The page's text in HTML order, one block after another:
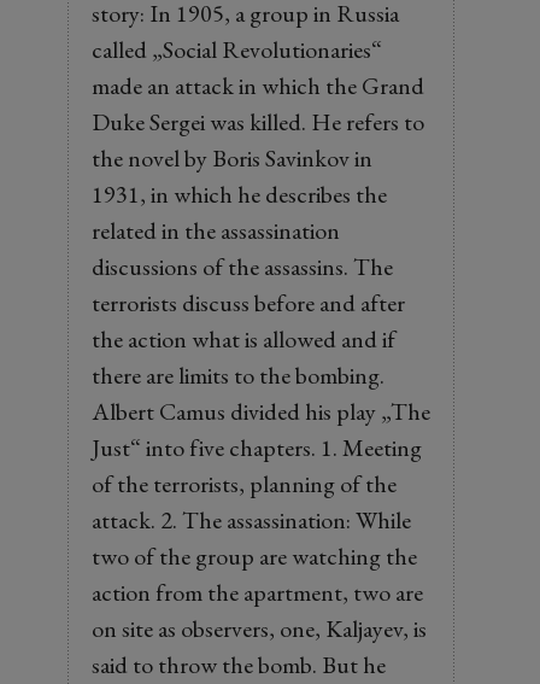
story: In 1905, a group in Russia
called „Social Revolutionaries“
made an attack in which the Grand
Duke Sergei was killed. He refers to
the novel by Boris Savinkov in
1931, in which he describes the
related in the assassination
discussions of the assassins. The
terrorists discuss before and after
the action what is allowed and if
there are limits to the bombing.
Albert Camus divided his play „The
Just“ into five chapters. 1. Meeting
of the terrorists, planning of the
attack. 2. The assassination: While
two of the group are watching the
action from the apartment, two are
on site as observers, one, Kaljayev, is
said to throw the bomb. But he